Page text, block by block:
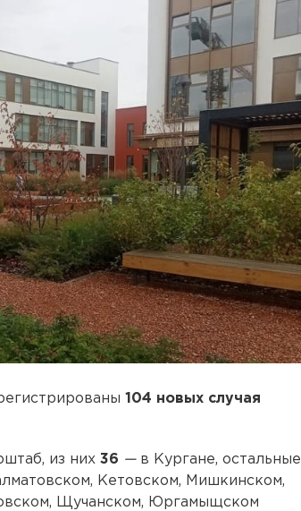
104 новых случая
из них 36 —в Кургане, остальные
Кетовском, Мишкинском,
Щучанском, Юргамыщском